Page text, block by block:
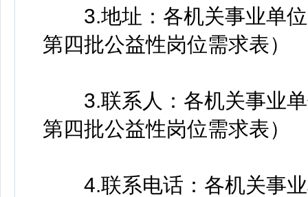
3.地址：各机关事业单位
第四批公益性岗位需求表）
3.联系人：各机关事业单
第四批公益性岗位需求表）
4.联系电话：各机关事业